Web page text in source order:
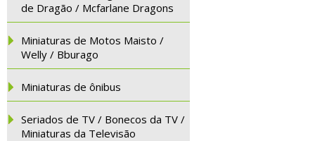
de Dragão / Mcfarlane Dragons
Miniaturas de Motos Maisto /
Welly / Bburago
Miniaturas de ônibus
Seriados de TV / Bonecos da TV /
Miniaturas da Televisão